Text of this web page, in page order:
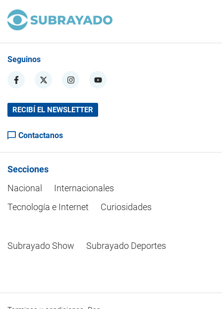
Seguinos
RECIBÍ EL NEWSLETTER
Contactanos
Secciones
Nacional
Internacionales
Tecnología e Internet
Curiosidades
Subrayado Show Subrayado Deportes